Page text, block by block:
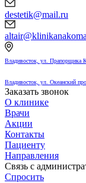
destetik@mail.ru
Владивосток, ул. Прапорщика
Владивосток, ул. Океанский
Заказать звонок
О клинике
Врачи
Акции
Контакты
Пациенту
Направления
Связь с
Спросить